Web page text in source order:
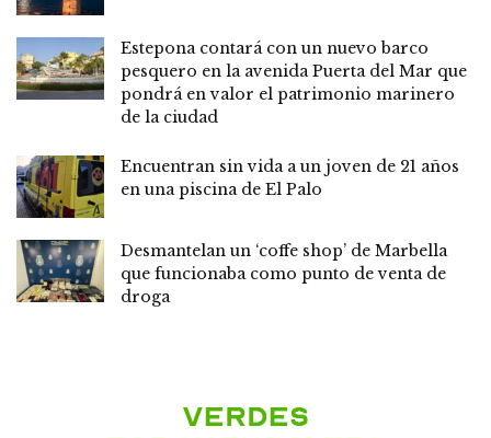
Estepona contará con un nuevo barco
pesquero en la avenida Puerta del Mar que
pondrá en valor el patrimonio marinero
de la ciudad
Encuentran sin vida a un joven de 21 años
en una piscina de El Palo
Desmantelan un ‘coffe shop’ de Marbella
que funcionaba como punto de venta de
droga